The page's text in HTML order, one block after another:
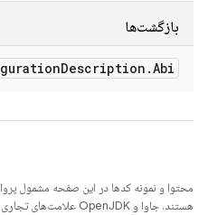
بازگشت‌ها
Description .Abi
محتوا و نمونه کدها در این صفحه مشمول